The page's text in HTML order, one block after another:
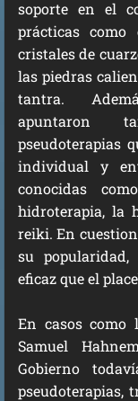
soporte en el
prácticas como
cristales de
las piedras
tantra.
apuntaron
pseudoterapias
individual y
conocidas
hidroterapia, la
reiki. En
su
eficaz que el
En casos como
Samuel
Gobierno
pseudoterapias,